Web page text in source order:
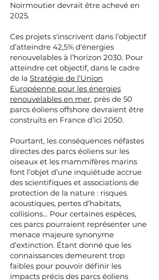
Noirmoutier devrait être achevé en
2025.
Ces projets s'inscrivent dans l’objectif
d’atteindre 42,5% d'énergies
renouvelables à l’horizon 2030. Pour
atteindre cet objectif, dans le cadre
de la Stratégie de l’Union
Européenne pour les énergies
renouvelables en mer, près de 50
parcs éoliens offshore devraient être
construits en France d’ici 2050.
Pourtant, les conséquences néfastes
directes des parcs éoliens sur les
oiseaux et les mammifères marins
font l’objet d’une inquiétude accrue
des scientifiques et associations de
protection de la nature : risques
acoustiques, pertes d’habitats,
collisions… Pour certaines espèces,
ces parcs pourraient représenter une
menace majeure synonyme
d’extinction. Étant donné que les
connaissances demeurent trop
faibles pour pouvoir définir les
impacts précis des parcs éoliens